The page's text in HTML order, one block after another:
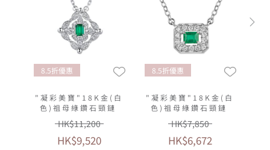
8.5折優惠
"凝彩美寶"18K金(白
色)祖母綠鑽石頸鏈
HK$11,200
HK$9,520
8.5折優惠
"凝彩美寶"18K金(白
色)祖母綠鑽石頸鏈
HK$7,850
HK$6,672